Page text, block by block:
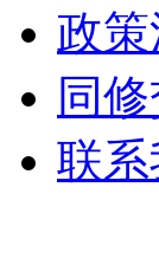
政
同
联系